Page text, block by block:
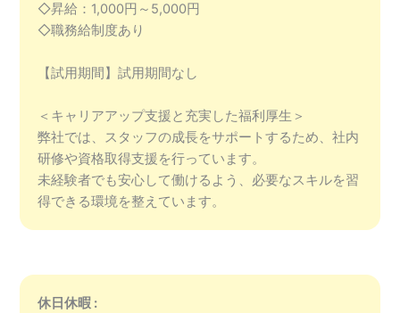
◇昇給：1,000円～5,000円
◇職務給制度あり
【試用期間】試用期間なし
＜キャリアアップ支援と充実した福利厚生＞
弊社では、スタッフの成長をサポートするため、社内
研修や資格取得支援を行っています。
未経験者でも安心して働けるよう、必要なスキルを習
得できる環境を整えています。
休日休暇 :